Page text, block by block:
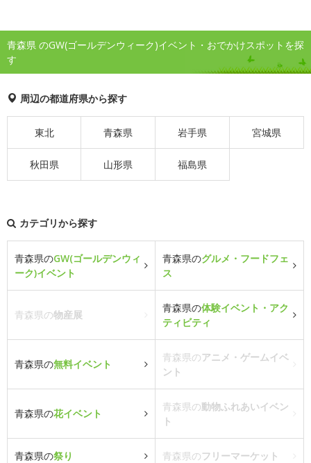
青森県 のGW(ゴールデンウィーク)イベント・おでかけスポットを探
す
周辺の都道府県から探す
東北 青森県 岩手県 宮城県
秋田県 山形県 福島県
カテゴリから探す
青森県のGW(ゴールデンウィ
ーク)イベント
青森県のグルメ・フードフェ
ス
青森県の物産展
青森県の体験イベント・アク
ティビティ
青森県の無料イベント
青森県のアニメ・ゲームイベ
ント
青森県の花イベント
青森県の動物ふれあいイベン
ト
青森県の祭り 青森県のフリーマーケット